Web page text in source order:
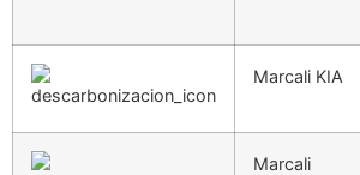
Marcali KIA
Marcali